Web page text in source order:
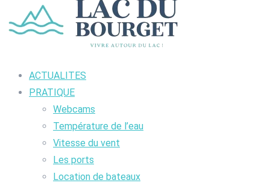
ACTUALITES
PRATIQUE
Webcams
Température de l’eau
Vitesse du vent
Les ports
Location de bateaux